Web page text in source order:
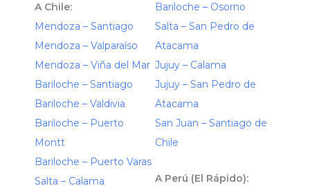
A Chile:
Mendoza – Santiago
Mendoza – Valparaíso
Mendoza – Viña del Mar
Bariloche – Santiago
Bariloche – Valdivia
Bariloche – Puerto
Montt
Bariloche – Puerto Varas
Salta – Calama
Bariloche – Osorno
Salta – San Pedro de
Atacama
Jujuy – Calama
Jujuy – San Pedro de
Atacama
San Juan – Santiago de
Chile
A Perú (El Rápido):